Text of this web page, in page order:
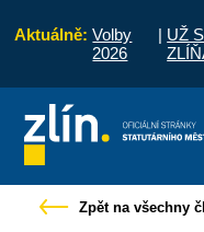
Aktuálně: Volby
2026
| UŽ
vyřídit
Zpět na všechny